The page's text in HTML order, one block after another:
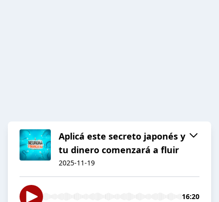
Aplicá este secreto japonés y
tu dinero comenzará a fluir
2025-11-19
16:20